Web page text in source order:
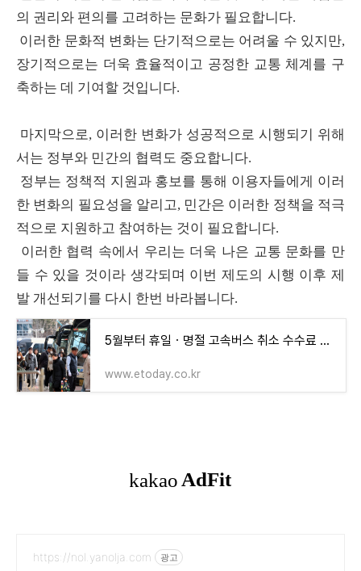
의 권리와 편의를 고려하는 문화가 필요합니다.
이러한 문화적 변화는 단기적으로는 어려울 수 있지만,
장기적으로는 더욱 효율적이고 공정한 교통 체계를 구
축하는 데 기여할 것입니다.
마지막으로, 이러한 변화가 성공적으로 시행되기 위해
서는 정부와 민간의 협력도 중요합니다.
정부는 정책적 지원과 홍보를 통해 이용자들에게 이러
한 변화의 필요성을 알리고, 민간은 이러한 정책을 적극
적으로 지원하고 참여하는 것이 필요합니다.
이러한 협력 속에서 우리는 더욱 나은 교통 문화를 만
들 수 있을 것이라 생각되며 이번 제도의 시행 이후 제
발 개선되기를 다시 한번 바라봅니다.
5월부터 휴일ㆍ명절 고속버스 취소 수수료 오른다
www.etoday.co.kr
https://nol.yanolja.com 광고